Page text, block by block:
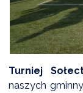
OBSŁUGI
Turniej
naszych